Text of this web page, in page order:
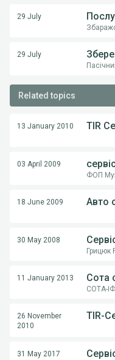
29 July
29 July
Related topics
13 January 2010 TIR
03 April 2009
ФОП
18 June 2009 Авто
30 May 2008
Грицюк
11 January 2013 Сота
СОТА-
26 November
2010
TIR-
31 May 2017